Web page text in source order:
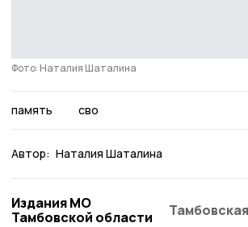
Фото: Наталия Шаталина
память сво
Автор: Наталия Шаталина
Издания МО
Тамбовской области